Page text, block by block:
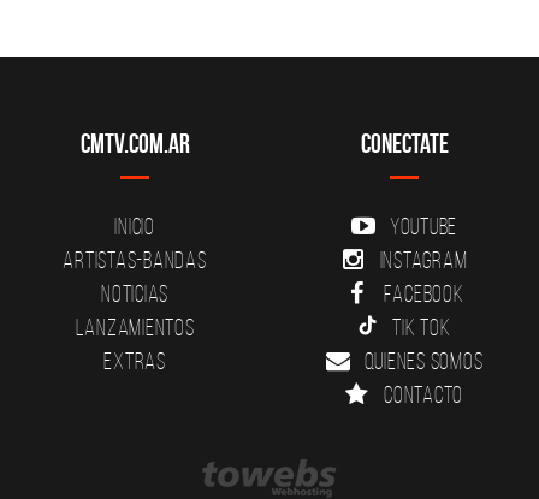
CMTV.com.ar
Inicio
Artistas-Bandas
Noticias
Lanzamientos
Extras
Conectate
YouTube
Instagram
Facebook
Tik Tok
Quienes somos
Contacto